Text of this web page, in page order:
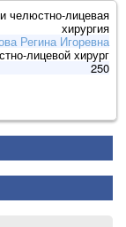
челюстно-лицевая
хирургия
Регина Игоревна
лицевой хирург
250